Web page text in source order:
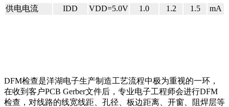
供电电流
IDD VDD=5.0V 1.0 1.2 1.5 mA
DFM检查是洋湖电子生产制造工艺流程中极为重视的一环，
在收到客户PCB Gerber文件后，专业电子工程师会进行DFM
检查，对线路的线宽线距、孔径、板边距离、开窗、阻焊层等